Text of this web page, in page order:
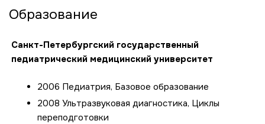
Образование
Санкт-Петербургский государственный
педиатрический медицинский университет
2006 Педиатрия, Базовое образование
2008 Ультразвуковая диагностика, Циклы
переподготовки